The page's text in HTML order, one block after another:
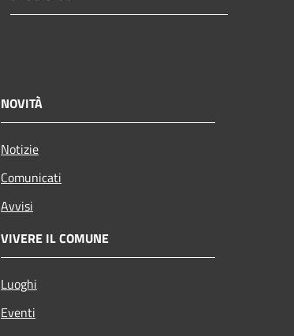
NOVITÀ
Notizie
Comunicati
Avvisi
VIVERE IL COMUNE
Luoghi
Eventi